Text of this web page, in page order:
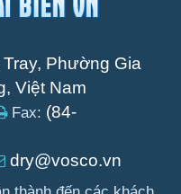
Phường Gia
Việt Nam
Fax: (84-
dry@vosco.vn